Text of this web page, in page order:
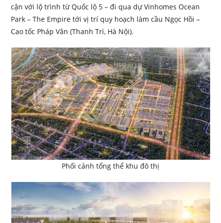
cận với lộ trình từ Quốc lộ 5 – đi qua dự Vinhomes Ocean
Park – The Empire tới vị trí quy hoạch làm cầu Ngọc Hồi –
Cao tốc Pháp Vân (Thanh Trì, Hà Nội).
Phối cảnh tổng thể khu đô thị